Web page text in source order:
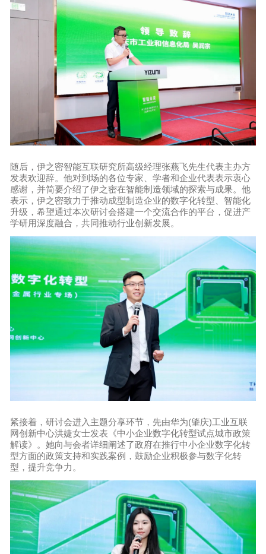
随后，伊之密智能互联研究所高级经理张燕飞先生代表主办方
发表欢迎辞。他对到场的各位专家、学者和企业代表表示衷心
感谢，并简要介绍了伊之密在智能制造领域的探索与成果。他
表示，伊之密致力于推动成型制造企业的数字化转型、智能化
升级，希望通过本次研讨会搭建一个交流合作的平台，促进产
学研用深度融合，共同推动行业创新发展。
紧接着，研讨会进入主题分享环节，先由华为(肇庆)工业互联
网创新中心洪婕女士发表《中小企业数字化转型试点城市政策
解读》。她向与会者详细阐述了政府在推行中小企业数字化转
型方面的政策支持和实践案例，鼓励企业积极参与数字化转
型，提升竞争力。